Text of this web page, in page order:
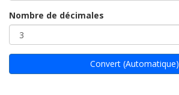
Nombre de décimales
Convert (Automatique)